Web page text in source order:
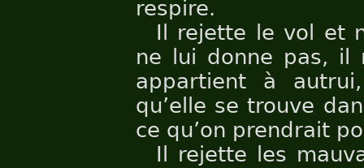
respire.
Il rejette le vol et
ne lui donne pas, il
appartient à
qu’elle se trouve
ce qu’on prendrait
Il rejette les